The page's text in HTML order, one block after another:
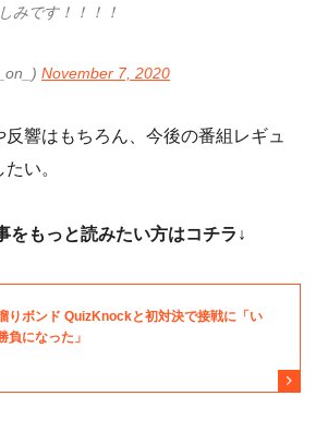
みです！！！！
November 7, 2020
響はもちろん、今後の番組レギュ
い。
もっと読みたい方はコチラ↓